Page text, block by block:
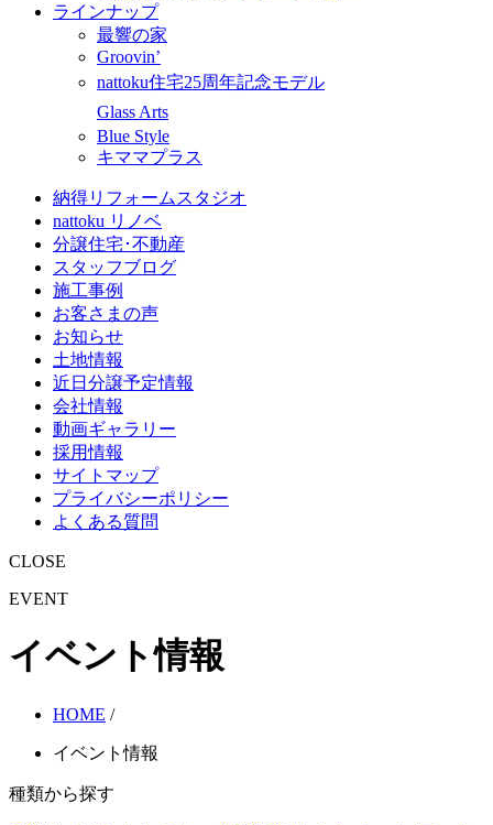
ラインナップ
最響の家
Groovin’
nattoku住宅25周年記念モデル
Glass Arts
Blue Style
キママプラス
納得リフォームスタジオ
nattoku リノベ
分譲住宅･不動産
スタッフブログ
施工事例
お客さまの声
お知らせ
土地情報
近日分譲予定情報
会社情報
動画ギャラリー
採用情報
サイトマップ
プライバシーポリシー
よくある質問
CLOSE
EVENT
イベント情報
HOME /
イベント情報
種類から探す